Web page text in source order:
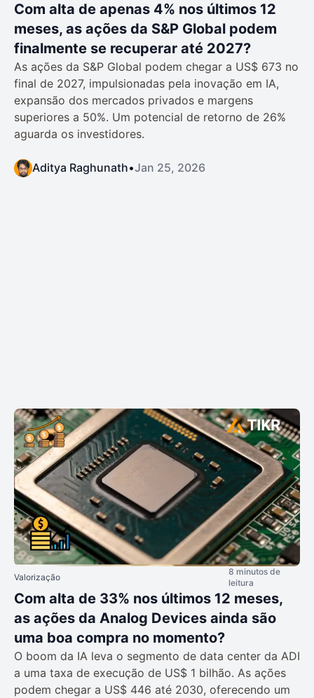
Com alta de apenas 4% nos últimos 12
meses, as ações da S&P Global podem
finalmente se recuperar até 2027?
As ações da S&P Global podem chegar a US$ 673 no
final de 2027, impulsionadas pela inovação em IA,
expansão dos mercados privados e margens
superiores a 50%. Um potencial de retorno de 26%
aguarda os investidores.
Aditya Raghunath•Jan 25, 2026
Valorização
8 minutos de
leitura
Com alta de 33% nos últimos 12 meses,
as ações da Analog Devices ainda são
uma boa compra no momento?
O boom da IA leva o segmento de data center da ADI
a uma taxa de execução de US$ 1 bilhão. As ações
podem chegar a US$ 446 até 2030, oferecendo um